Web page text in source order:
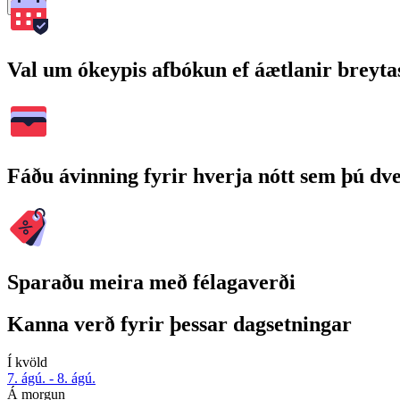
Leita
Val um ókeypis afbókun ef áætlanir
Fáðu ávinning fyrir hverja nótt sem þú
Sparaðu meira með félagaverði
Kanna verð fyrir þessar dagsetningar
Í kvöld
7. ágú. - 8. ágú.
Á morgun